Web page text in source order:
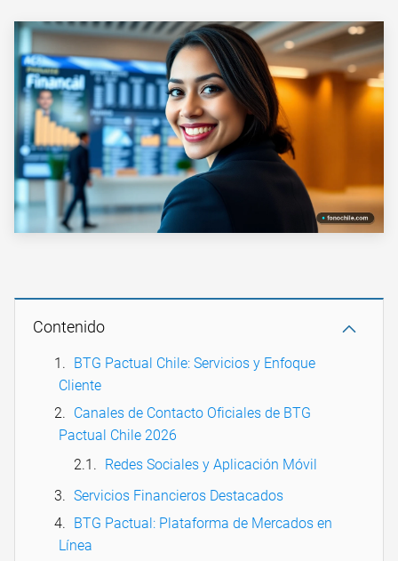
Contenido
BTG Pactual Chile: Servicios y Enfoque
Cliente
Canales de Contacto Oficiales de BTG
Pactual Chile 2026
Redes Sociales y Aplicación Móvil
Servicios Financieros Destacados
BTG Pactual: Plataforma de Mercados en
Línea